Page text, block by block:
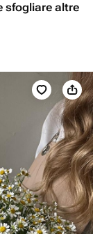
sfogliare altre